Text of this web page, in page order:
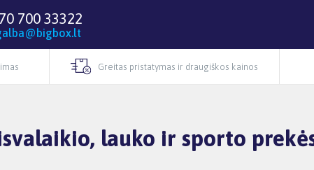
700 33322
Greitas pristatymas ir draugiškos kainos
lauko ir sporto